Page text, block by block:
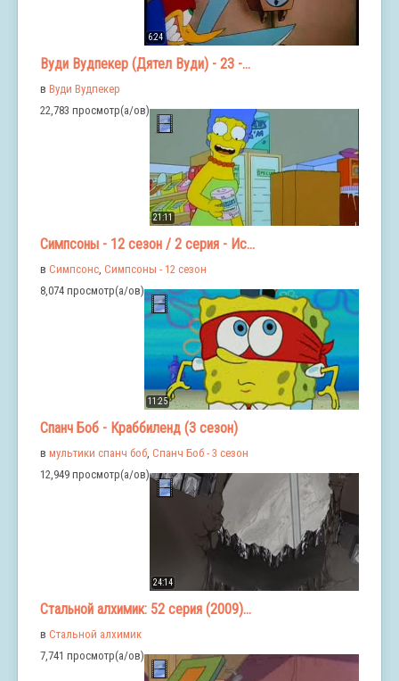
6:24
Вуди Вудпекер (Дятел Вуди) - 23 -...
в Вуди Вудпекер
22,783 просмотр(а/ов)
21:11
Симпсоны - 12 сезон / 2 серия - Ис...
в Симпсонс, Симпсоны - 12 сезон
8,074 просмотр(а/ов)
11:25
Спанч Боб - Краббиленд (3 сезон)
в мультики спанч боб, Спанч Боб - 3 сезон
12,949 просмотр(а/ов)
24:14
Стальной алхимик: 52 серия (2009)...
в Стальной алхимик
7,741 просмотр(а/ов)